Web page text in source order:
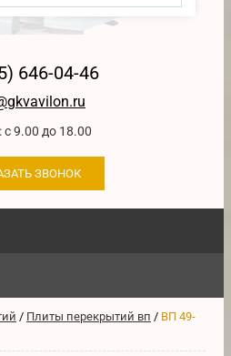
646-04-46
с 9.00 до 18.00
ЗВОНОК
/ Плиты перекрытий вп / ВП 49-